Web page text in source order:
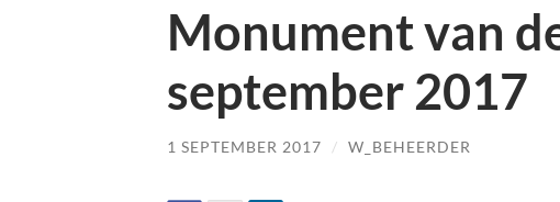
Monument van
september 2017
1 SEPTEMBER 2017 / W_BEHEERDER